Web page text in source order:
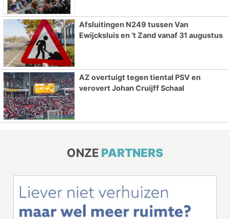
Afsluitingen N249 tussen Van
Ewijcksluis en ’t Zand vanaf 31 augustus
AZ overtuigt tegen tiental PSV en
verovert Johan Cruijff Schaal
ONZE PARTNERS